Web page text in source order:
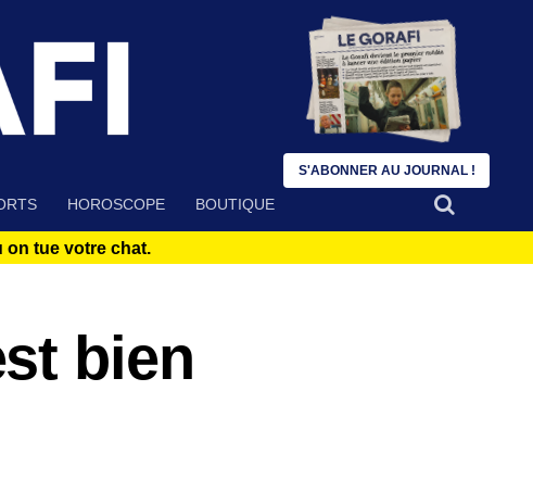
HOROSCOPE BOUTIQUE
tue votre chat.
bien
S'ABONNER AU JOURNAL !